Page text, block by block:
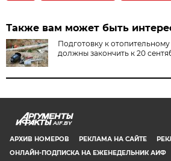
Также вам может быть
Подготовку к
должны закончить к 20
AIF.BY
АРХИВ НОМЕРОВ РЕКЛАМА НА САЙТЕ
ОНЛАЙН-ПОДПИСКА НА ЕЖЕНЕДЕЛЬНИК АИФ